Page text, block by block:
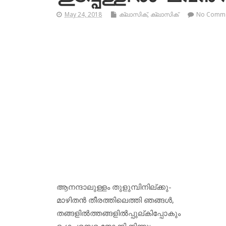
May 24, 2018 ക്ലാസിക്, ക്ലാസിക്‌ No
ആനന്ദാലുള്ളം തുളുമ്പിനില്ക്കു-
മാഴിതൻ തീരത്തിലെത്തി ഞങ്ങൾ,
തങ്ങളിൽത്തങ്ങളിൽപ്പുല്കിപ്പോകും